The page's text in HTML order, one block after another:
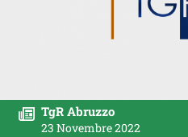
TgR Abruzzo
23 Novembre 2022